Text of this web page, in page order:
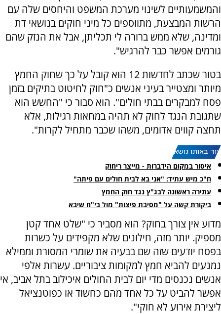
והמשמעותיים לשינוי מערכת המשפט והיחסים שלה עם
הרשות המבצעת, מתווספים כל מיני חוקים בנושאי דת
ומדינה, שלא ממש ברורה לי תכליתן, אבל את הנזק שהם
גורמים אפשר כבר להרגיש".
בטור שכתב לחדשות 12 הוא קובל על כך שחוק החמץ
מיותר ומצטייר בעיני אנשים כ"חוק לחיטוט בתיקים בזמן
פסח למבקרים בבתי חולים". הוא סבור כי "החשש הוא
שתגובת הנגד לחוק לא תהיה במחאות רגילות, אלא
תחצה קווים אדומים, משהו שכבר מתחיל לקרות".
עוד באותו נושא:
איסור במקום הידברות - מייצר ריחוק
ח"כ מיש עתיד: "אני בא לבית חולים עם פיתה"
עתירה ראשונה לבג"ץ נגד חוק החמץ
ביקורת קשה על "מסיבת פיצות" מול בי"ח שיבא
מדוע אין צורך בחוק? הוא מסביר כי "שלט אחד קטן
מספיק. יותר מזה, חילונים שלא מקפידים על כשרות
בפסח יודעים שזה שם בבעיה את שומרי המסורת וממילא
נמנעים להביא חמץ למקומות ציבוריים. עשרות אלפי
אנשים נכנסים מדי יום לבית החולים איכילוב בתל אביב, אי
אפשר להביט על כל אחד מהם כחשוד או כפוטנציאל
ליצירת אירוע לא חוקי".